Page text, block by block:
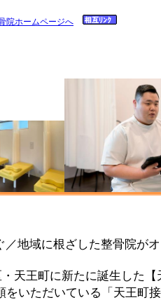
院ホームページへ
／地域に根ざした整骨院が
天王町に新たに誕生した
をいただいている「天王町